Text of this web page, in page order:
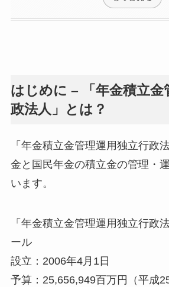
はじめに – 「年金積立金
政法人」とは？
「年金積立金管理運用独立行政
金と国民年金の積立金の管理・
います。
「年金積立金管理運用独立行政
ール
設立：2006年4月1日
予算：25,656,949百万円（平成25